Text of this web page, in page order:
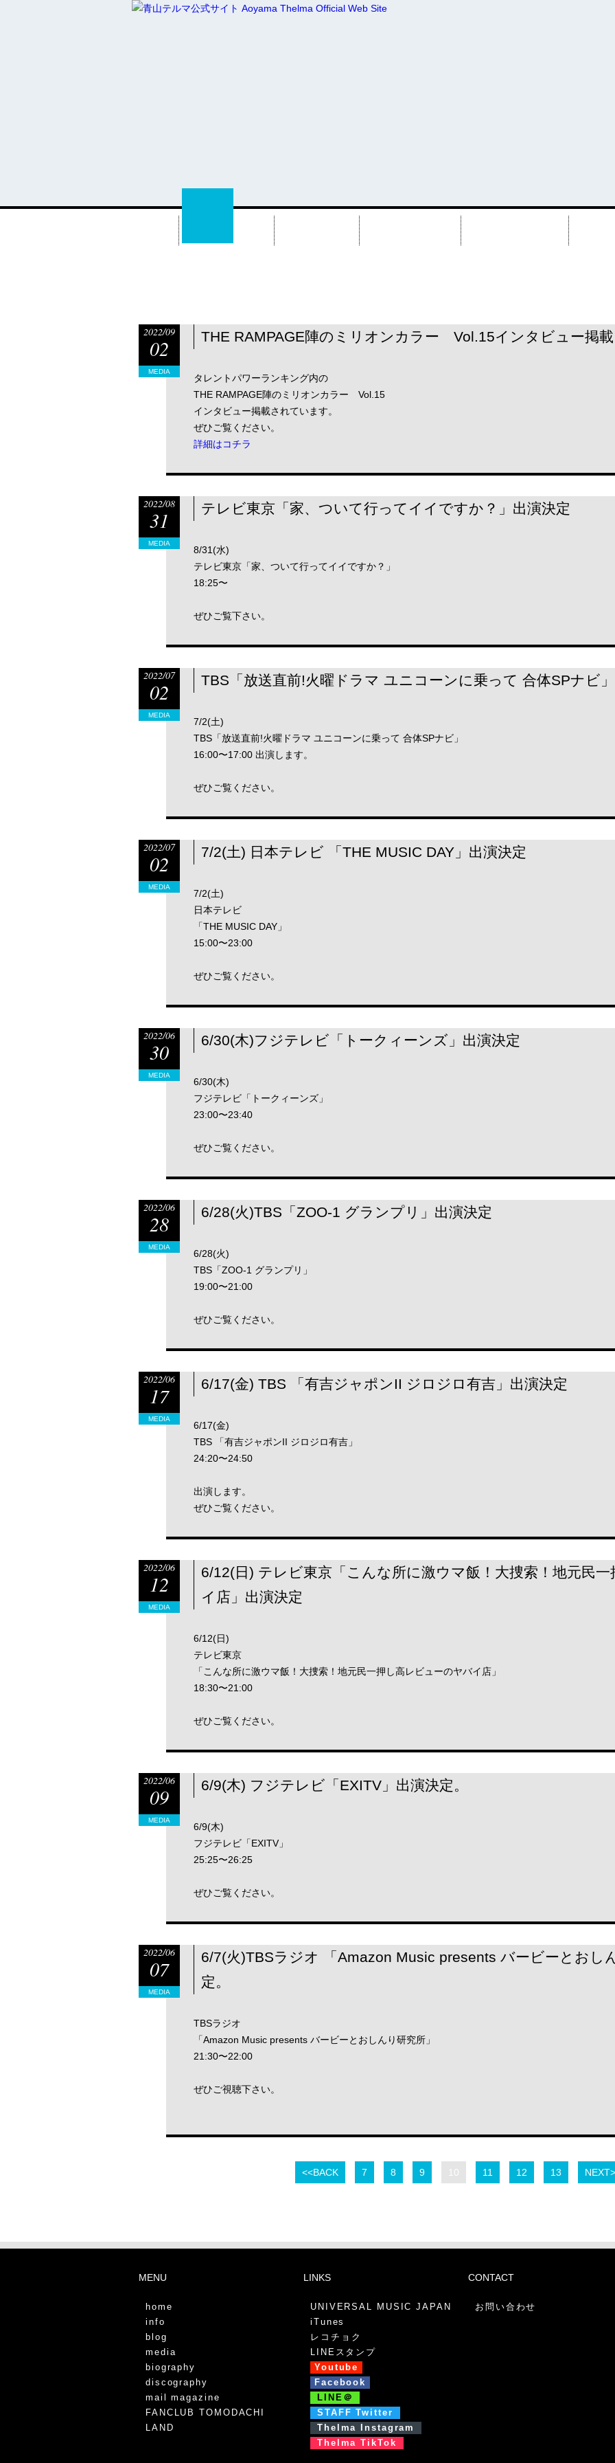
2022/09
02
MEDIA
THE RAMPAGE陣のミリオンカラー Vol.15インタビュー掲載
タレントパワーランキング内の
THE RAMPAGE陣のミリオンカラー Vol.15
インタビュー掲載されています。
ぜひご覧ください。
詳細はコチラ
2022/08
31
MEDIA
テレビ東京「家、ついて行ってイイですか？」出演決定
8/31(水)
テレビ東京「家、ついて行ってイイですか？」
18:25〜
ぜひご覧下さい。
2022/07
02
MEDIA
TBS「放送直前!火曜ドラマ ユニコーンに乗って 合体SPナビ
7/2(土)
TBS「放送直前!火曜ドラマ ユニコーンに乗って 合体SPナビ」
16:00〜17:00 出演します。
ぜひご覧ください。
2022/07
02
MEDIA
7/2(土) 日本テレビ 「THE MUSIC DAY」出演決定
7/2(土)
日本テレビ
「THE MUSIC DAY」
15:00〜23:00
ぜひご覧ください。
2022/06
30
MEDIA
6/30(木)フジテレビ「トークィーンズ」出演決定
6/30(木)
フジテレビ「トークィーンズ」
23:00〜23:40
ぜひご覧ください。
2022/06
28
MEDIA
6/28(火)TBS「ZOO-1 グランプリ」出演決定
6/28(火)
TBS「ZOO-1 グランプリ」
19:00〜21:00
ぜひご覧ください。
2022/06
17
MEDIA
6/17(金) TBS 「有吉ジャポンII ジロジロ有吉」出演決定
6/17(金)
TBS 「有吉ジャポンII ジロジロ有吉」
24:20〜24:50
出演します。
ぜひご覧ください。
2022/06
12
MEDIA
6/12(日) テレビ東京「こんな所に激ウマ飯！大捜索！地元民
イ店」出演決定
6/12(日)
テレビ東京
「こんな所に激ウマ飯！大捜索！地元民一押し高レビューのヤバイ店」
18:30〜21:00
ぜひご覧ください。
2022/06
09
MEDIA
6/9(木) フジテレビ「EXITV」出演決定。
6/9(木)
フジテレビ「EXITV」
25:25〜26:25
ぜひご覧ください。
2022/06
07
MEDIA
6/7(火)TBSラジオ 「Amazon Music presents バービーとおし
定。
TBSラジオ
「Amazon Music presents バービーとおしんり研究所」
21:30〜22:00
ぜひご視聴下さい。
<<BACK 7 8 9 10 11 12 13
MENU
home
info
blog
media
biography
discography
mail magazine
FANCLUB TOMODACHI
LAND
LINKS
UNIVERSAL MUSIC JAPAN
iTunes
レコチョク
LINEスタンプ
Youtube
Facebook
LINE＠
STAFF Twitter
Thelma Instagram
Thelma TikTok
CONTACT
お問い合わせ